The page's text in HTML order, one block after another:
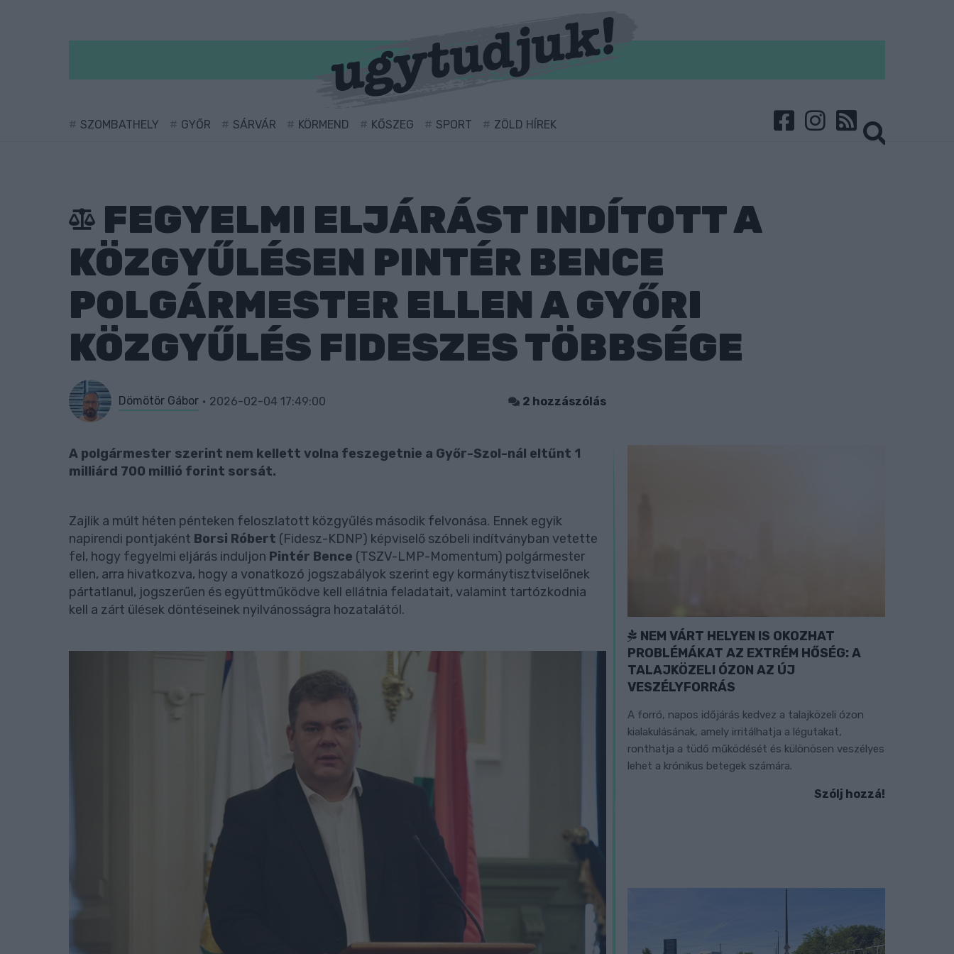
SZOMBATHELY GYŐR SÁRVÁR KÖRMEND KŐSZEG SPORT ZÖLD HÍREK
FEGYELMI ELJÁRÁST INDÍTOTT A
KÖZGYŰLÉSEN PINTÉR BENCE
POLGÁRMESTER ELLEN A GYŐRI
KÖZGYŰLÉS FIDESZES TÖBBSÉGE
Dömötör Gábor 2026-02-04 17:49:00 2 hozzászólás
A polgármester szerint nem kellett volna feszegetnie a Győr-Szol-nál eltűnt 1
milliárd 700 millió forint sorsát.
Zajlik a múlt héten pénteken feloszlatott közgyűlés második felvonása. Ennek egyik
napirendi pontjaként Borsi Róbert (Fidesz-KDNP) képviselő szóbeli indítványban vetette
fel, hogy fegyelmi eljárás induljon Pintér Bence (TSZV-LMP-Momentum) polgármester
ellen, arra hivatkozva, hogy a vonatkozó jogszabályok szerint egy kormánytisztviselőnek
pártatlanul, jogszerűen és együttműködve kell ellátnia feladatait, valamint tartózkodnia
kell a zárt ülések döntéseinek nyilvánosságra hozatalától.
NEM VÁRT HELYEN IS OKOZHAT
PROBLÉMÁKAT AZ EXTRÉM HŐSÉG: A
TALAJKÖZELI ÓZON AZ ÚJ
VESZÉLYFORRÁS
A forró, napos időjárás kedvez a talajközeli ózon
kialakulásának, amely irritálhatja a légutakat,
ronthatja a tüdő működését és különösen veszélyes
lehet a krónikus betegek számára.
Szólj hozzá!